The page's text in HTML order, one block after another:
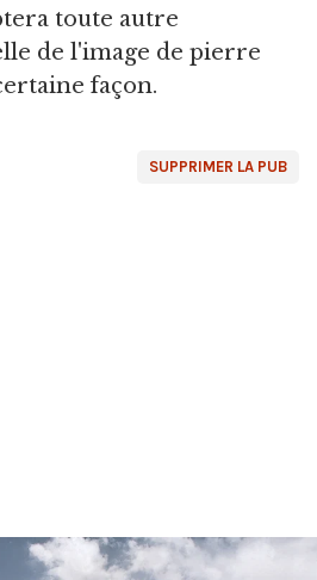
toute autre
de l'image de pierre
façon.
SUPPRIMER LA PUB